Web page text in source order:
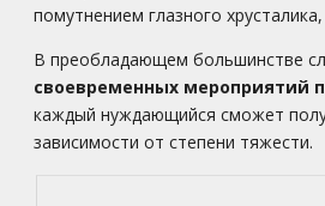
помутнением глазного
В преобладающем большинстве
своевременных мероприятий
каждый нуждающийся сможет
зависимости от степени тяжести.